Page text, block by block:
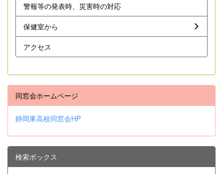
警報等の発表時、災害時の対応
保健室から
アクセス
同窓会ホームページ
静岡東高校同窓会HP
検索ボックス